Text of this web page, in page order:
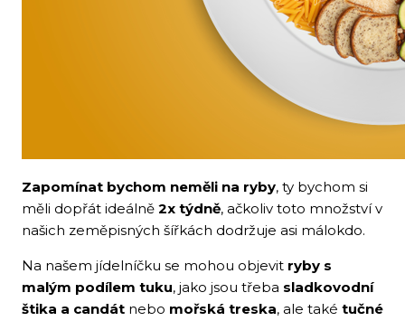
Zapomínat bychom neměli na ryby, ty bychom si
měli dopřát ideálně 2x týdně, ačkoliv toto množství v
našich zeměpisných šířkách dodržuje asi málokdo.
Na našem jídelníčku se mohou objevit ryby s
malým podílem tuku, jako jsou třeba sladkovodní
štika a candát nebo mořská treska, ale také tučné